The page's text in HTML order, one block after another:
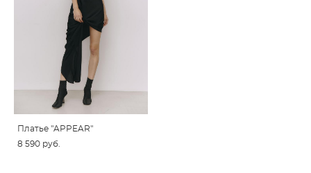
Платье "APPEAR"
8 590 pуб.